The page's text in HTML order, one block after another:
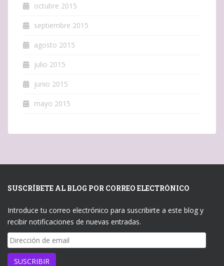
octubre 2015
septiembre 2015
agosto 2015
julio 2015
junio 2015
mayo 2015
SUSCRÍBETE AL BLOG POR CORREO ELECTRÓNICO
Introduce tu correo electrónico para suscribirte a este blog y
recibir notificaciones de nuevas entradas.
Dirección
de
email
SUSCRIBIR